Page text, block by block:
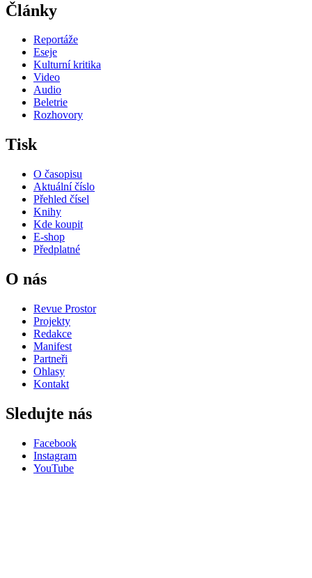
Články
Reportáže
Eseje
Kulturní kritika
Video
Audio
Beletrie
Rozhovory
Tisk
O časopisu
Aktuální číslo
Přehled čísel
Knihy
Kde koupit
E-shop
Předplatné
O nás
Revue Prostor
Projekty
Redakce
Manifest
Partneři
Ohlasy
Kontakt
Sledujte nás
Facebook
Instagram
YouTube